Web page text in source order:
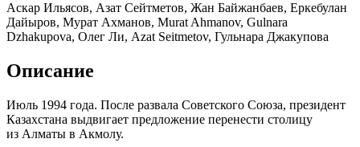
Аскар Ильясов, Азат Сейтметов, Жан Байжанбаев, Еркебулан
Дайыров, Мурат Ахманов, Murat Ahmanov, Gulnara
Dzhakupova, Олег Ли, Azat Seitmetov, Гульнара Джакупова
Описание
Июль 1994 года. После развала Советского Союза, президент
Казахстана выдвигает предложение перенести столицу
из Алматы в Акмолу.